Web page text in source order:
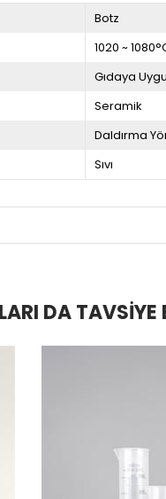
Botz
1020 ~
Gıdaya
Seramik
Daldırma
Sıvı
DA TAVSIYE